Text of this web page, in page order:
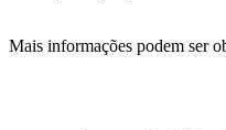
Mais informações podem ser